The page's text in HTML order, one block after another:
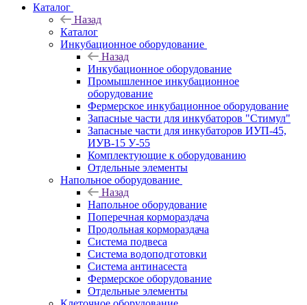
Каталог
Назад
Каталог
Инкубационное оборудование
Назад
Инкубационное оборудование
Промышленное инкубационное
оборудование
Фермерское инкубационное оборудование
Запасные части для инкубаторов "Стимул"
Запасные части для инкубаторов ИУП-45,
ИУВ-15 У-55
Комплектующие к оборудованию
Отдельные элементы
Напольное оборудование
Назад
Напольное оборудование
Поперечная кормораздача
Продольная кормораздача
Система подвеса
Система водоподготовки
Система антинасеста
Фермерское оборудование
Отдельные элементы